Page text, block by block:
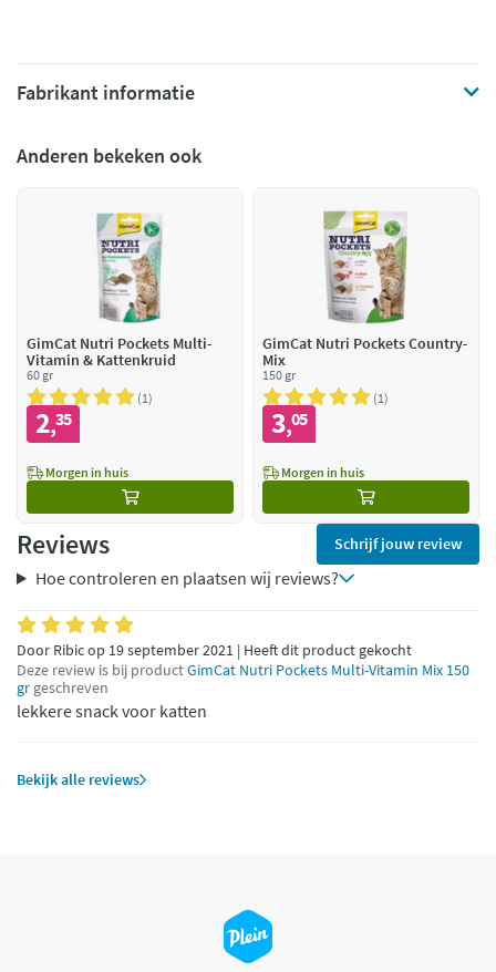
Fabrikant informatie
Anderen bekeken ook
GimCat Nutri Pockets Multi-
Vitamin & Kattenkruid
60 gr
1
2,35
Morgen in huis
GimCat Nutri Pockets Country-
Mix
150 gr
1
3,05
Morgen in huis
Reviews Schrijf jouw review
Hoe controleren en plaatsen wij reviews?
Door Ribic op 19 september 2021 | Heeft dit product gekocht
Deze review is bij productGimCat Nutri Pockets Multi-Vitamin Mix 150
gr geschreven
lekkere snack voor katten
Bekijk alle reviews